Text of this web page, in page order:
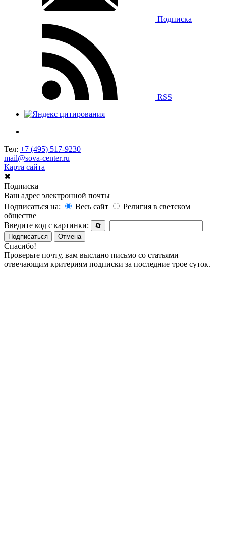
Подписка
RSS
Тел: +7 (495) 517-9230
mail@sova-center.ru
Карта сайта
✖
Подписка
Ваш адрес электронной почты
Подписаться на:
Весь сайт
Религия в светском
обществе
Введите код с картинки:
🔄
Подписаться
Отмена
Спасибо!
Проверьте почту, вам выслано письмо со статьями
отвечающим критериям подписки за последние трое суток.